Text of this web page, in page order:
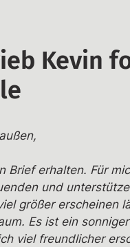
Kevin
Brief erhalten. Für
und
größer erscheinen
Es ist ein
viel freundlicher